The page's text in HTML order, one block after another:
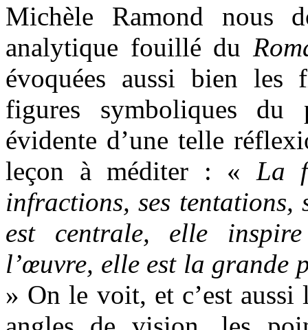
Michèle Ramond nous
analytique fouillé du
évoquées aussi bien les
figures symboliques du
évidente d’une telle
leçon à méditer : « La
infractions, ses tentations,
est centrale, elle
l’œuvre, elle est la grande
» On le voit, et c’est aussi